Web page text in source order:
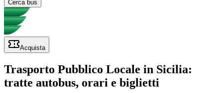
Cerca bus
Acquista
Trasporto Pubblico Locale in Sicilia:
tratte autobus, orari e biglietti